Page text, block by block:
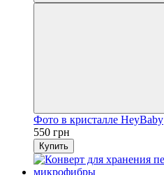
Фото в кристалле HeyBaby
550 грн
Купить